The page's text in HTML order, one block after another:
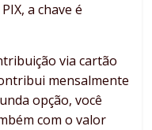
a chave é
via cartão
mensalmente
opção, você
com o valor